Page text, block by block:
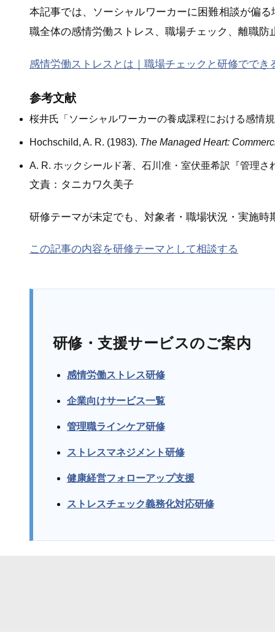
本記事では、ソーシャルワーカーに困難相談が偏
職全体の感情労働ストレス、職場チェック、離職
感情労働ストレスとは｜職場チェックと研修ででき
参考文献
桜井氏「ソーシャルワーカーの養成課程における感情
Hochschild, A. R. (1983). The Managed Heart:
A. R. ホックシールド著、石川准・室伏亜希訳『管理
文責：タニカワ久美子
研修テーマが未定でも、対象者・職場状況・実施時
この記事の内容を研修テーマとして相談する
研修・支援サービスのご案内
感情労働ストレス研修
企業向けサービス一覧
管理職ラインケア研修
ストレスマネジメント研修
健康経営フォローアップ支援
ストレスチェック義務化対応研修